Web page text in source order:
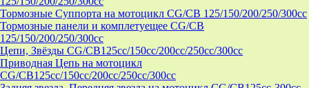
Тормозные Суппорта на мотоцикл CG/CB 125/150/200/250/300cc
Тормозные панели и комплетуещее CG/CB
125/150/200/250/300cc
Цепи, Звёзды CG/CB125cc/150cc/200cc/250cc/300cc
Приводная Цепь на мотоцикл
CG/CB125cc/150cc/200cc/250cc/300cc